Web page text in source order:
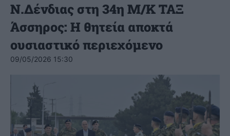
N.Δένδιας στη 34η Μ/Κ ΤΑΞ
Άσσηρος: Η θητεία αποκτά
ουσιαστικό περιεχόμενο
09/05/2026 15:30